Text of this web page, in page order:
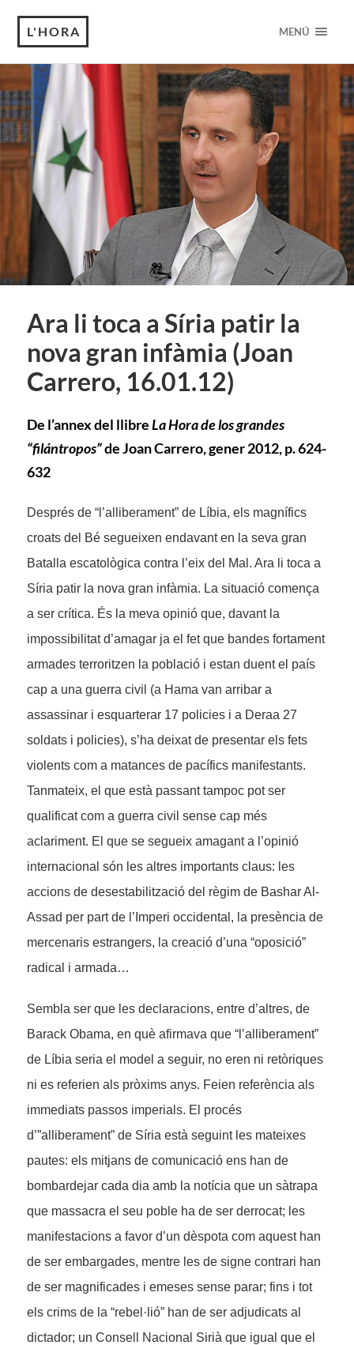
L'HORA MENÚ
Ara li toca a Síria patir la
nova gran infàmia (Joan
Carrero, 16.01.12)
De l’annex del llibreLa Hora de los grandes
“filántropos”de Joan Carrero, gener 2012, p. 624-
632
Després de “l’alliberament” de Líbia, els magnífics
croats del Bé segueixen endavant en la seva gran
Batalla escatològica contra l’eix del Mal. Ara li toca a
Síria patir la nova gran infàmia. La situació comença
a ser crítica. És la meva opinió que, davant la
impossibilitat d’amagar ja el fet que bandes fortament
armades terroritzen la població i estan duent el país
cap a una guerra civil (a Hama van arribar a
assassinar i esquarterar 17 policies i a Deraa 27
soldats i policies), s’ha deixat de presentar els fets
violents com a matances de pacífics manifestants.
Tanmateix, el que està passant tampoc pot ser
qualificat com a guerra civil sense cap més
aclariment. El que se segueix amagant a l’opinió
internacional són les altres importants claus: les
accions de desestabilització del règim de Bashar Al-
Assad per part de l’Imperi occidental, la presència de
mercenaris estrangers, la creació d’una “oposició”
radical i armada…
Sembla ser que les declaracions, entre d’altres, de
Barack Obama, en què afirmava que “l’alliberament”
de Líbia seria el model a seguir, no eren ni retòriques
ni es referien als pròxims anys. Feien referència als
immediats passos imperials. El procés
d’”alliberament” de Síria està seguint les mateixes
pautes: els mitjans de comunicació ens han de
bombardejar cada dia amb la notícia que un sàtrapa
que massacra el seu poble ha de ser derrocat; les
manifestacions a favor d’un dèspota com aquest han
de ser embargades, mentre les de signe contrari han
de ser magnificades i emeses sense parar; fins i tot
els crims de la “rebel·lió” han de ser adjudicats al
dictador; un Consell Nacional Sirià que igual que el